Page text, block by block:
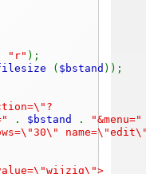
"r" );
( $bstand ));
. $bstand .